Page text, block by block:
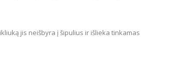
jis neišbyra į šipulius ir išlieka tinkamas